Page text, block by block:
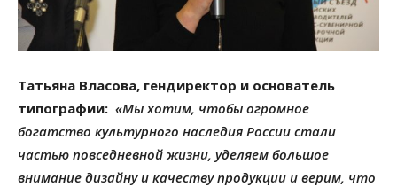
Татьяна Власова, гендиректор и основатель
типографии: «Мы хотим, чтобы огромное
богатство культурного наследия России стали
частью повседневной жизни, уделяем большое
внимание дизайну и качеству продукции и верим, что